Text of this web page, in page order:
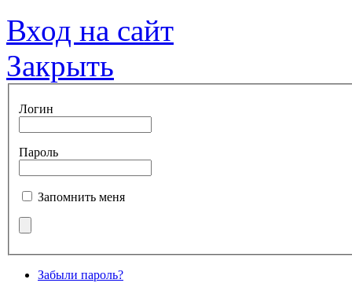
Вход на сайт
Закрыть
Логин
Пароль
Запомнить меня
Забыли пароль?